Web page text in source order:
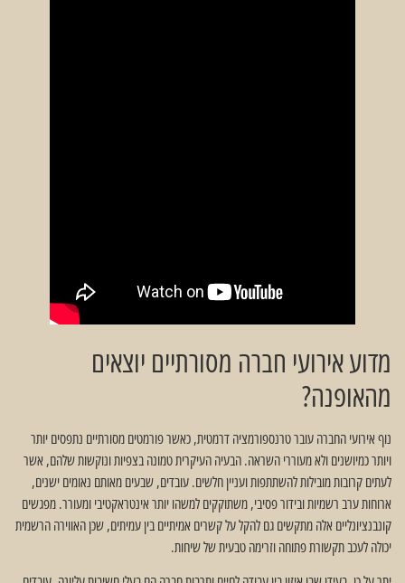
מדוע אירועי חברה מסורתיים יוצאים
מהאופנה?
נוף אירועי החברה עובר טרנספורמציה דרמטית, כאשר פורמטים מסורתיים נתפסים יותר
ויותר כמיושנים ולא מעוררי השראה. הבעיה העיקרית טמונה בצפיות ונוקשות שלהם, אשר
לעתים קרובות מובילות להשתתפות ועניין חלשים. עובדים, שבעים מאותם נאומים ישנים,
ארוחות ערב רשמיות ובידור פסיבי, משתוקקים למשהו יותר אינטראקטיבי ומעורר. מפגשים
קונבנציונליים אלה מתקשים גם להקל על קשרים אמיתיים בין עמיתים, שכן האווירה הרשמית
יכולה לעכב תקשורת פתוחה וזרימה טבעית של שיחות.